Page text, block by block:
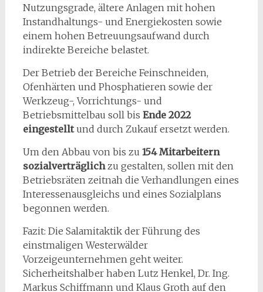
Nutzungsgrade, ältere Anlagen mit hohen
Instandhaltungs- und Energiekosten sowie
einem hohen Betreuungsaufwand durch
indirekte Bereiche belastet.
Der Betrieb der Bereiche Feinschneiden,
Ofenhärten und Phosphatieren sowie der
Werkzeug-, Vorrichtungs- und
Betriebsmittelbau soll bis Ende 2022
eingestelltund durch Zukauf ersetzt werden.
Um den Abbau von bis zu 154 Mitarbeitern
sozialverträglich zu gestalten, sollen mit den
Betriebsräten zeitnah die Verhandlungen eines
Interessenausgleichs und eines Sozialplans
begonnen werden.
Fazit: Die Salamitaktik der Führung des
einstmaligen Westerwälder
Vorzeigeunternehmen geht weiter.
Sicherheitshalber haben Lutz Henkel, Dr. Ing.
Markus Schiffmann und Klaus Groth auf den